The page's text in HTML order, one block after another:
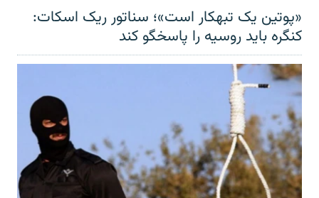
«پوتین یک تبهکار است»؛ سناتور ریک اسکات:
کنگره باید روسیه را پاسخگو کند